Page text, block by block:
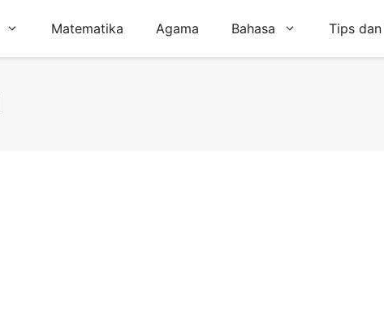
Matematika Agama Bahasa Tips